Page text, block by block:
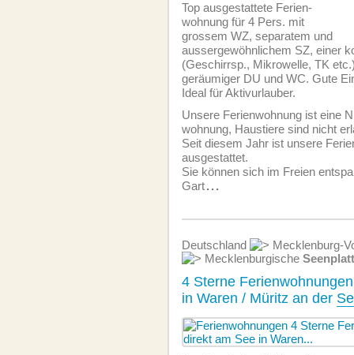
Top ausgestattete Ferien­
wohnung für 4 Pers. mit
grossem WZ, separatem und
aussergewöhnlichem SZ, einer
(Geschirrsp., Mikrowelle, TK
geräumiger DU und WC. Gute
Ideal für Aktivurlauber.
Unsere Ferien­wohnung ist eine
wohnung, Haustiere sind nicht
Seit diesem Jahr ist unsere
ausgestattet.
Sie können sich im Freien
Gart...
Deutschland
Mecklenburg-
Mecklenburgische
4 Sterne
in Waren / Müritz an der